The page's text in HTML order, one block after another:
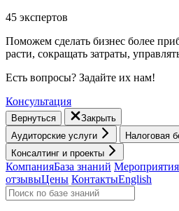
45 экспертов
Поможем сделать бизнес более
расти, cокращать затраты,
Есть вопросы? Задайте их нам!
Консультация
Вернуться
Закрыть
Аудиторские услуги
Налоговая
Консалтинг и проекты
КомпанияБаза знаний Мероприятия
отзывыЦены КонтактыEnglish